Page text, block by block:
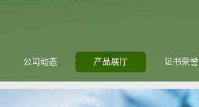
公司动态 产品展厅 证书荣誉